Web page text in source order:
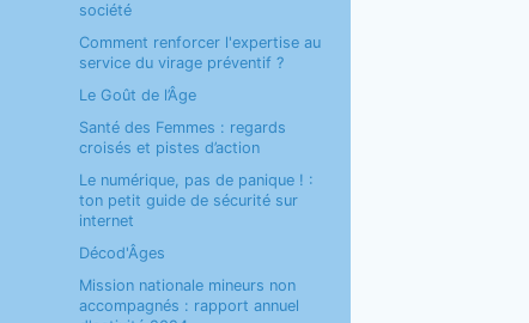
société
Comment renforcer l'expertise au
service du virage préventif ?
Le Goût de l’Âge
Santé des Femmes : regards
croisés et pistes d’action
Le numérique, pas de panique ! :
ton petit guide de sécurité sur
internet
Décod'Âges
Mission nationale mineurs non
accompagnés : rapport annuel